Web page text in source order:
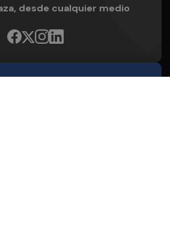
desde cualquier medio